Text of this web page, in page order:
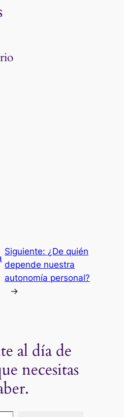
Siguiente: ¿De quién
depende nuestra
autonomía personal?
→
al día de
necesitas